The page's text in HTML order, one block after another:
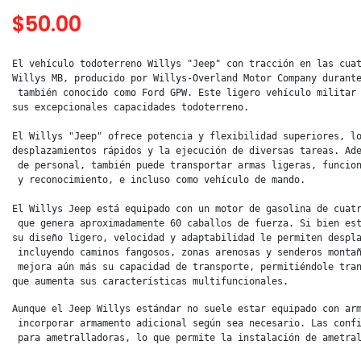
$50.00
El vehículo todoterreno Willys "Jeep" con tracción en las
Willys MB, producido por Willys-Overland Motor Company
también conocido como Ford GPW. Este ligero vehículo
sus excepcionales capacidades todoterreno.
El Willys "Jeep" ofrece potencia y flexibilidad superiores,
desplazamientos rápidos y la ejecución de diversas tareas.
de personal, también puede transportar armas ligeras,
y reconocimiento, e incluso como vehículo de mando.
El Willys Jeep está equipado con un motor de gasolina de
que genera aproximadamente 60 caballos de fuerza. Si bien
su diseño ligero, velocidad y adaptabilidad le permiten
incluyendo caminos fangosos, zonas arenosas y senderos
mejora aún más su capacidad de transporte, permitiéndole
que aumenta sus características multifuncionales.
Aunque el Jeep Willys estándar no suele estar equipado con
incorporar armamento adicional según sea necesario. Las
para ametralladoras, lo que permite la instalación de